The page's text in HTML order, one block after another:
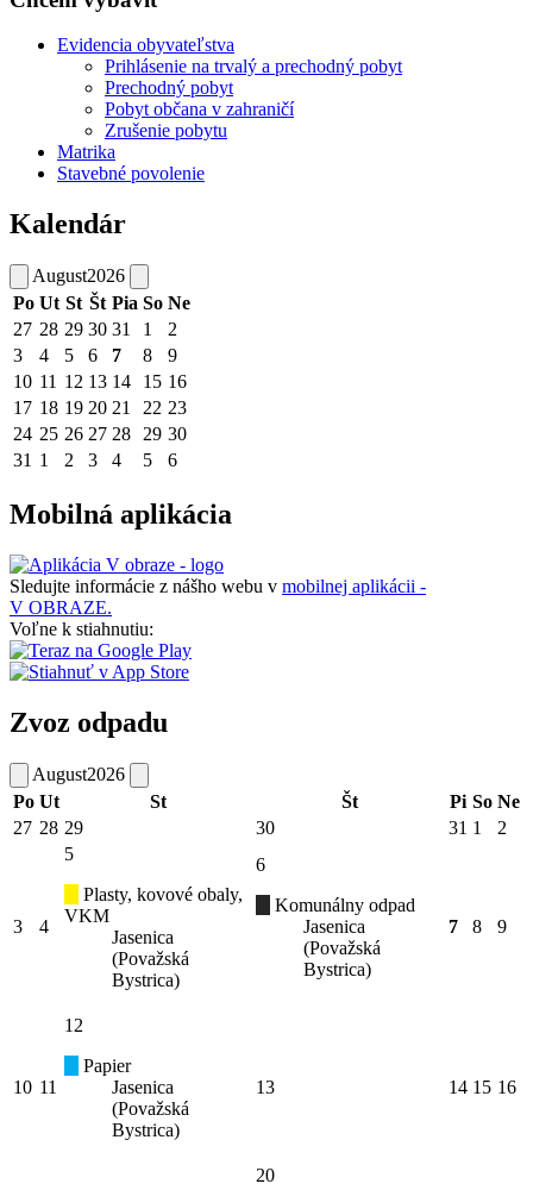
Evidencia obyvateľstva
Prihlásenie na trvalý a prechodný pobyt
Prechodný pobyt
Pobyt občana v zahraničí
Zrušenie pobytu
Matrika
Stavebné povolenie
Kalendár
August2026
Po Ut St Št Pia So Ne
27 28 29 30 31 1
2
3
4 5 6 7 8
9
10 11 12 13 14 15 16
17 18 19 20 21 22 23
24 25 26 27 28 29 30
31 1 2 3 4 5 6
Mobilná aplikácia
Sledujte informácie z nášho webu v mobilnej aplikácii -
V OBRAZE.
Voľne k stiahnutiu:
Zvoz odpadu
August2026
Po Ut St Št Pi So Ne
27 28 29 30 31 1 2
3 4
5
Plasty, kovové obaly,
VKM
Jasenica
(Považská
Bystrica)
6
Komunálny odpad
Jasenica
(Považská
Bystrica)
7 8 9
10 11
12
Papier
Jasenica
(Považská
Bystrica)
13 14 15 16
20